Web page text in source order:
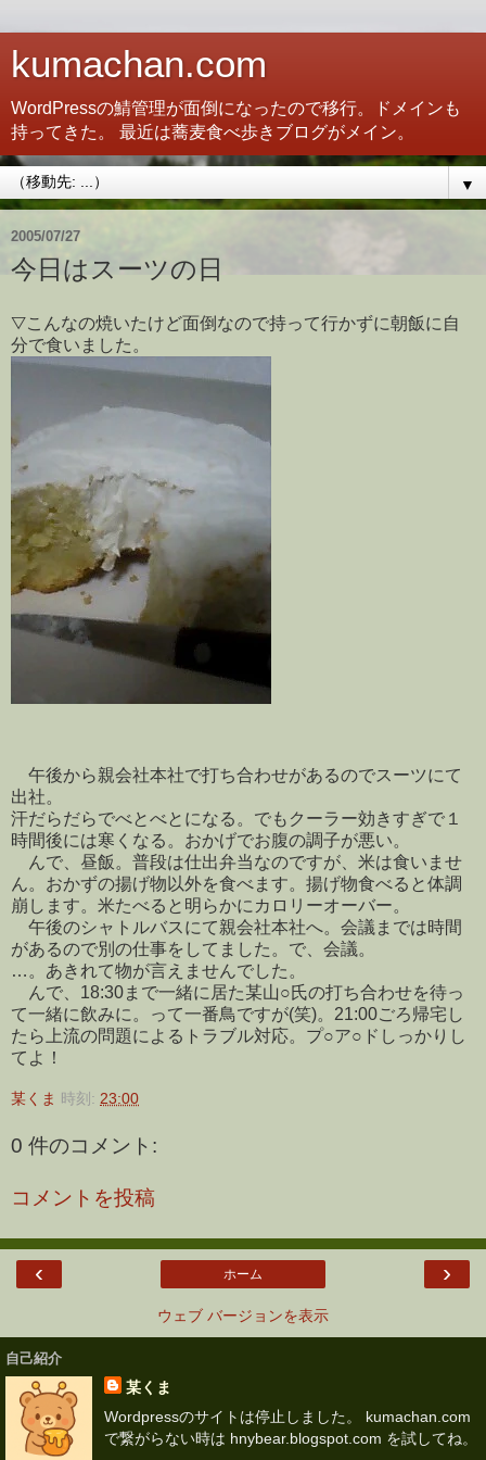
kumachan.com
WordPressの鯖管理が面倒になったので移行。ドメインも
持ってきた。 最近は蕎麦食べ歩きブログがメイン。
▼
2005/07/27
今日はスーツの日
▽こんなの焼いたけど面倒なので持って行かずに朝飯に自
分で食いました。
午後から親会社本社で打ち合わせがあるのでスーツにて
出社。
汗だらだらでべとべとになる。でもクーラー効きすぎで１
時間後には寒くなる。おかげでお腹の調子が悪い。
んで、昼飯。普段は仕出弁当なのですが、米は食いませ
ん。おかずの揚げ物以外を食べます。揚げ物食べると体調
崩します。米たべると明らかにカロリーオーバー。
午後のシャトルバスにて親会社本社へ。会議までは時間
があるので別の仕事をしてました。で、会議。
…。あきれて物が言えませんでした。
んで、18:30まで一緒に居た某山○氏の打ち合わせを待っ
て一緒に飲みに。って一番鳥ですが(笑)。21:00ごろ帰宅し
たら上流の問題によるトラブル対応。プ○ア○ドしっかりし
てよ！
某くま 時刻: 23:00
0 件のコメント:
コメントを投稿
‹ ›
ホーム
ウェブ バージョンを表示
自己紹介
某くま
Wordpressのサイトは停止しました。 kumachan.com
で繋がらない時は hnybear.blogspot.com を試してね。